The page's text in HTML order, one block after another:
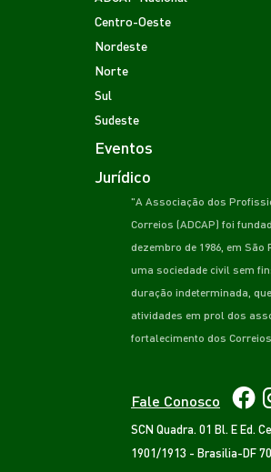
Centro-Oeste
Nordeste
Norte
Sul
Sudeste
Eventos
Jurídico
"A Associação dos
Correios (ADCAP) foi
dezembro de 1986, em São
uma sociedade civil sem
duração indeterminada,
atividades em prol dos
fortalecimento dos
Fale Conosco
SCN Quadra. 01 Bl. E Ed.
1901/1913 - Brasilia-DF